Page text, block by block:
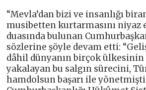
“Mevla’dan bizi ve insanlığı
musibetten kurtarmasını niyaz
duasında bulunan
sözlerine şöyle devam etti:
dâhil dünyanın birçok ülkesinin
yakalayan bu salgın sürecini,
hamdolsun başarı ile